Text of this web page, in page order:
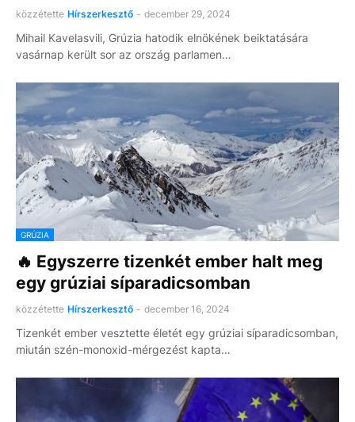
közzétette Hírszerkesztő - december 29, 2024
Mihail Kavelasvili, Grúzia hatodik elnökének beiktatására
vasárnap került sor az ország parlamen…
GRÚZIA
🔥 Egyszerre tizenkét ember halt meg
egy grúziai síparadicsomban
közzétette Hírszerkesztő - december 16, 2024
Tizenkét ember vesztette életét egy grúziai síparadicsomban,
miután szén-monoxid-mérgezést kapta…